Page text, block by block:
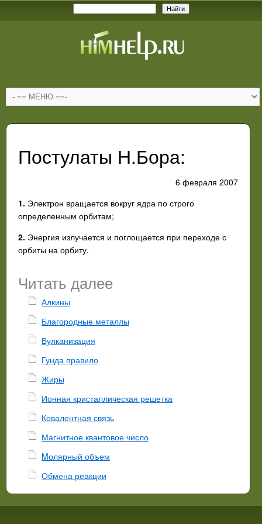
Постулаты Н.Бора:
6 февраля 2007
1. Электрон вращается вокруг ядра по строго
определенным орбитам;
2. Энергия излучается и поглощается при переходе с
орбиты на орбиту.
Читать далее
Алкины
Благородные металлы
Вулканизация
Гунда правило
Жиры
Ионная кристаллическая решетка
Ковалентная связь
Магнитное квантовое число
Mолярный объем
Обмена реакции